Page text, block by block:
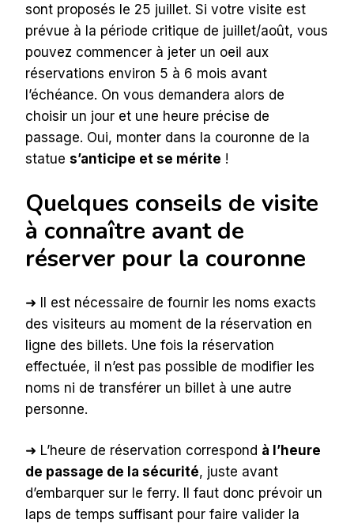
sont proposés le 25 juillet. Si votre visite est
prévue à la période critique de juillet/août, vous
pouvez commencer à jeter un oeil aux
réservations environ 5 à 6 mois avant
l’échéance. On vous demandera alors de
choisir un jour et une heure précise de
passage. Oui, monter dans la couronne de la
statue s’anticipe et se mérite !
Quelques conseils de visite
à connaître avant de
réserver pour la couronne
➜ Il est nécessaire de fournir les noms exacts
des visiteurs au moment de la réservation en
ligne des billets. Une fois la réservation
effectuée, il n’est pas possible de modifier les
noms ni de transférer un billet à une autre
personne.
➜ L’heure de réservation correspond à l’heure
de passage de la sécurité, juste avant
d’embarquer sur le ferry. Il faut donc prévoir un
laps de temps suffisant pour faire valider la